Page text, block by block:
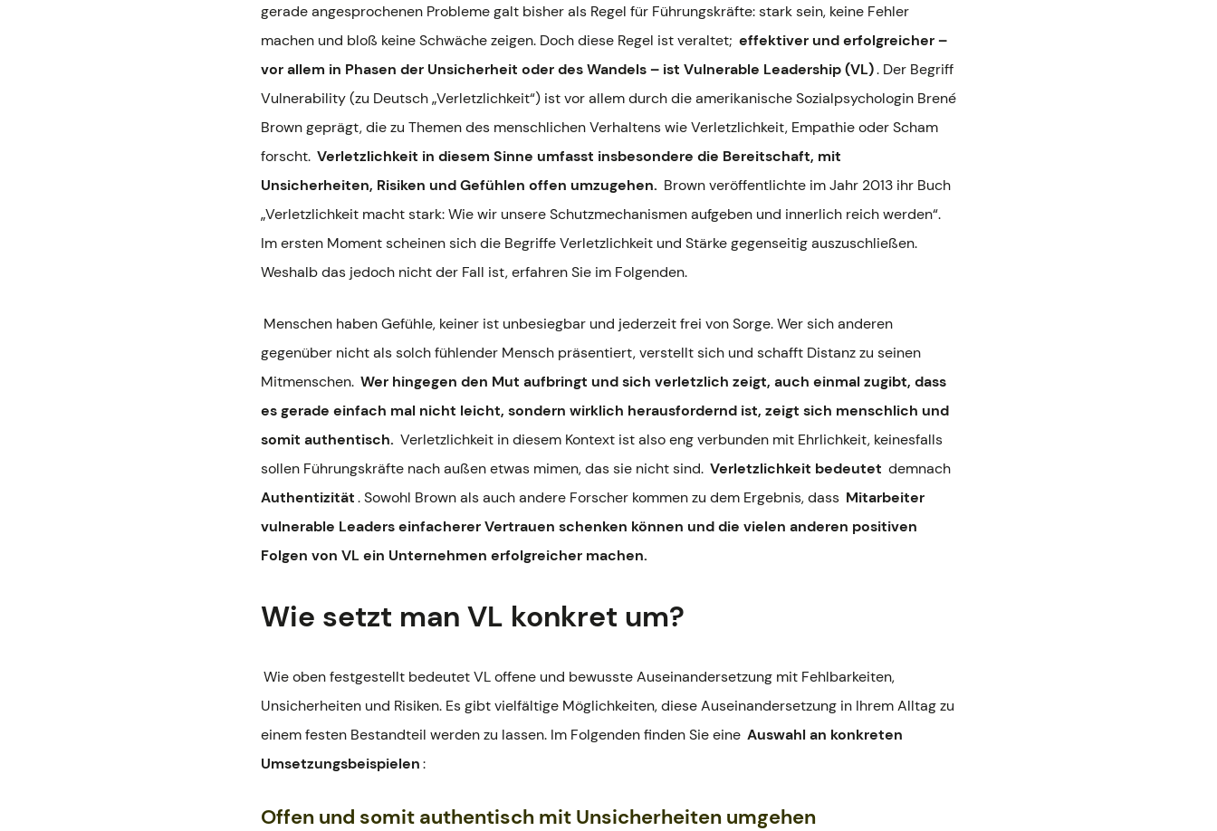
gerade angesprochenen Probleme galt bisher als Regel für Führungskräfte: stark sein, keine Fehler
machen und bloß keine Schwäche zeigen. Doch diese Regel ist veraltet; effektiver und erfolgreicher –
vor allem in Phasen der Unsicherheit oder des Wandels – ist Vulnerable Leadership (VL). Der Begriff
Vulnerability (zu Deutsch „Verletzlichkeit“) ist vor allem durch die amerikanische Sozialpsychologin Brené
Brown geprägt, die zu Themen des menschlichen Verhaltens wie Verletzlichkeit, Empathie oder Scham
forscht. Verletzlichkeit in diesem Sinne umfasst insbesondere die Bereitschaft, mit
Unsicherheiten, Risiken und Gefühlen offen umzugehen. Brown veröffentlichte im Jahr 2013 ihr Buch
„Verletzlichkeit macht stark: Wie wir unsere Schutzmechanismen aufgeben und innerlich reich werden“.
Im ersten Moment scheinen sich die Begriffe Verletzlichkeit und Stärke gegenseitig auszuschließen.
Weshalb das jedoch nicht der Fall ist, erfahren Sie im Folgenden.
Menschen haben Gefühle, keiner ist unbesiegbar und jederzeit frei von Sorge. Wer sich anderen
gegenüber nicht als solch fühlender Mensch präsentiert, verstellt sich und schafft Distanz zu seinen
Mitmenschen. Wer hingegen den Mut aufbringt und sich verletzlich zeigt, auch einmal zugibt, dass
es gerade einfach mal nicht leicht, sondern wirklich herausfordernd ist, zeigt sich menschlich und
somit authentisch. Verletzlichkeit in diesem Kontext ist also eng verbunden mit Ehrlichkeit, keinesfalls
sollen Führungskräfte nach außen etwas mimen, das sie nicht sind. Verletzlichkeit bedeutet demnach
Authentizität. Sowohl Brown als auch andere Forscher kommen zu dem Ergebnis, dass Mitarbeiter
vulnerable Leaders einfacherer Vertrauen schenken können und die vielen anderen positiven
Folgen von VL ein Unternehmen erfolgreicher machen.
Wie setzt man VL konkret um?
Wie oben festgestellt bedeutet VL offene und bewusste Auseinandersetzung mit Fehlbarkeiten,
Unsicherheiten und Risiken. Es gibt vielfältige Möglichkeiten, diese Auseinandersetzung in Ihrem Alltag zu
einem festen Bestandteil werden zu lassen. Im Folgenden finden Sie eine Auswahl an konkreten
Umsetzungsbeispielen:
Offen und somit authentisch mit Unsicherheiten umgehen